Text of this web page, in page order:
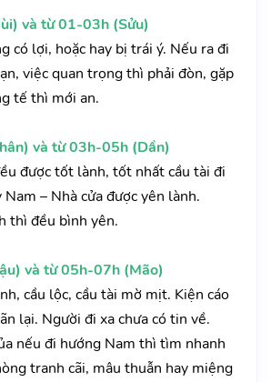
và từ 01-03h (Sửu)
có lợi, hoặc hay bị trái ý. Nếu ra đi
việc quan trọng thì phải đòn, gặp
tế thì mới an.
và từ 03h-05h (Dần)
được tốt lành, tốt nhất cầu tài đi
– Nhà cửa được yên lành.
thì đều bình yên.
và từ 05h-07h (Mão)
cầu lộc, cầu tài mờ mịt. Kiện cáo
lại. Người đi xa chưa có tin về.
nếu đi hướng Nam thì tìm nhanh
tranh cãi, mâu thuẫn hay miệng